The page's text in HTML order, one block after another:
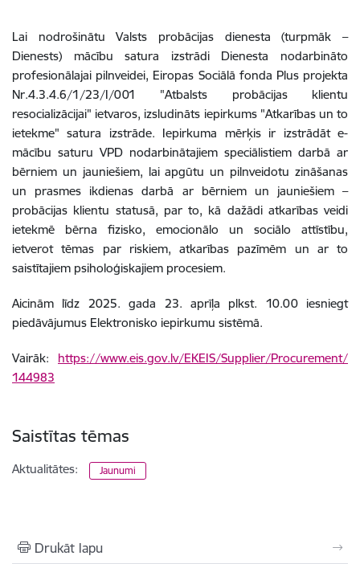
Lai nodrošinātu Valsts probācijas dienesta (turpmāk –
Dienests) mācību satura izstrādi Dienesta nodarbināto
profesionālajai pilnveidei, Eiropas Sociālā fonda Plus projekta
Nr.4.3.4.6/1/23/I/001 "Atbalsts probācijas klientu
resocializācijai" ietvaros, izsludināts iepirkums "Atkarības un to
ietekme" satura izstrāde. Iepirkuma mērķis ir izstrādāt e-
mācību saturu VPD nodarbinātajiem speciālistiem darbā ar
bērniem un jauniešiem, lai apgūtu un pilnveidotu zināšanas
un prasmes ikdienas darbā ar bērniem un jauniešiem –
probācijas klientu statusā, par to, kā dažādi atkarības veidi
ietekmē bērna fizisko, emocionālo un sociālo attīstību,
ietverot tēmas par riskiem, atkarības pazīmēm un ar to
saistītajiem psiholoģiskajiem procesiem.
Aicinām līdz 2025. gada 23. aprīļa plkst. 10.00 iesniegt
piedāvājumus Elektronisko iepirkumu sistēmā.
Vairāk: https://www.eis.gov.lv/EKEIS/Supplier/Procurement/
144983
Saistītas tēmas
Aktualitātes: Jaunumi
Drukāt lapu